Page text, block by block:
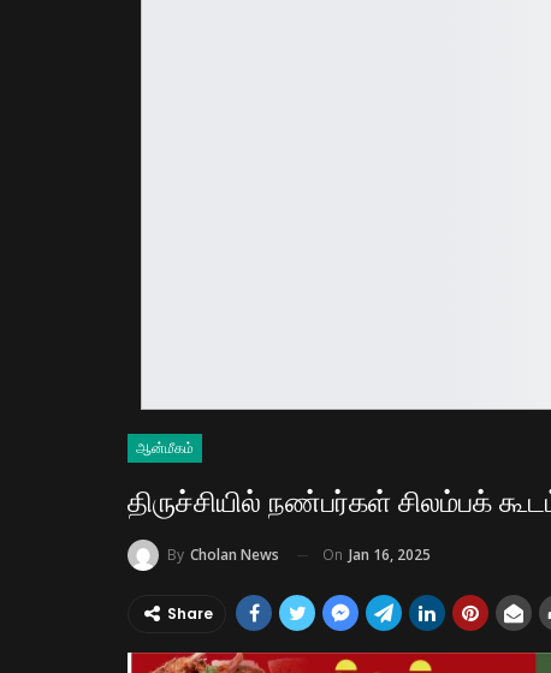
ஆன்மீகம்
திருச்சியில் நண்பர்கள் சிலம்பக்
By Cholan News On Jan 16, 2025
Share